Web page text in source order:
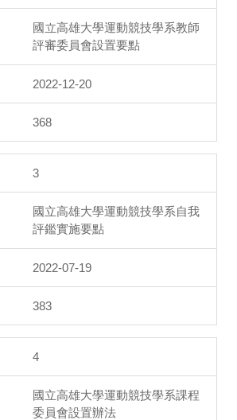
國立高雄大學運動競技學系教師
評審委員會設置要點
2022-12-20
368
3
國立高雄大學運動競技學系自我
評鑑實施要點
2022-07-19
383
4
國立高雄大學運動競技學系課程
委員會設置辦法